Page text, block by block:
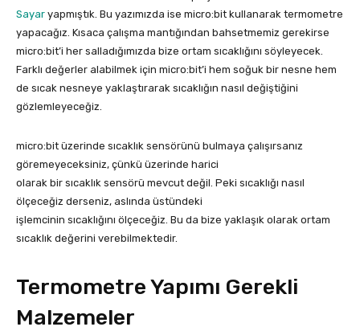
Sayar yapmıştık. Bu yazımızda ise micro:bit kullanarak termometre
yapacağız. Kısaca çalışma mantığından bahsetmemiz gerekirse
micro:bit’i her salladığımızda bize ortam sıcaklığını söyleyecek.
Farklı değerler alabilmek için micro:bit’i hem soğuk bir nesne hem
de sıcak nesneye yaklaştırarak sıcaklığın nasıl değiştiğini
gözlemleyeceğiz.
micro:bit üzerinde sıcaklık sensörünü bulmaya çalışırsanız
göremeyeceksiniz, çünkü üzerinde harici
olarak bir sıcaklık sensörü mevcut değil. Peki sıcaklığı nasıl
ölçeceğiz derseniz, aslında üstündeki
işlemcinin sıcaklığını ölçeceğiz. Bu da bize yaklaşık olarak ortam
sıcaklık değerini verebilmektedir.
Termometre Yapımı Gerekli
Malzemeler